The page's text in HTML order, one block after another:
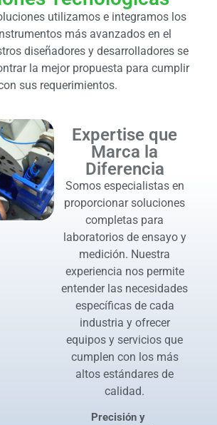
utilizamos e integramos los
más avanzados en el
diseñadores y desarrolladores se
la mejor propuesta para cumplir
sus requerimientos.
Expertise que
Marca la
Diferencia
Somos especialistas en
proporcionar soluciones
completas para
laboratorios de ensayo y
medición. Nuestra
experiencia nos permite
entender las necesidades
específicas de cada
industria y ofrecer
equipos y servicios que
cumplen con los más
altos estándares de
calidad.
Precisión y